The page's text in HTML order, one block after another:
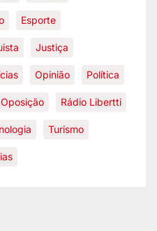
Esporte
Justiça
Opinião Política
Rádio Libertti
Turismo